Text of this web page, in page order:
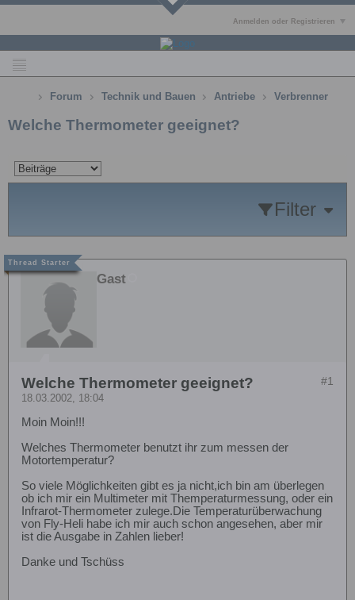
Anmelden oder Registrieren
Forum Technik und Bauen Antriebe Verbrenner
Welche Thermometer geeignet?
Filter
Gast
#1
Welche Thermometer geeignet?
18.03.2002, 18:04
Moin Moin!!!
Welches Thermometer benutzt ihr zum messen der
Motortemperatur?
So viele Möglichkeiten gibt es ja nicht,ich bin am überlegen
ob ich mir ein Multimeter mit Themperaturmessung, oder ein
Infrarot-Thermometer zulege.Die Temperaturüberwachung
von Fly-Heli habe ich mir auch schon angesehen, aber mir
ist die Ausgabe in Zahlen lieber!
Danke und Tschüss